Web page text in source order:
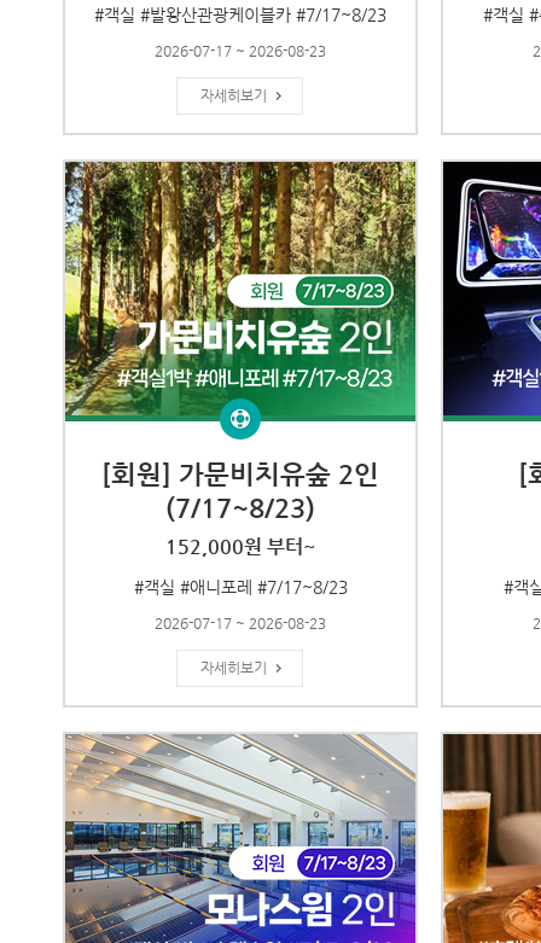
#객실 #발왕산관광케이블카 #7/17~8/23
2026-07-17 ~ 2026-08-23
자세히보기
#객실
[회원] 가문비치유숲 2인
(7/17~8/23)
152,000원 부터~
#객실 #애니포레 #7/17~8/23
2026-07-17 ~ 2026-08-23
자세히보기
[
#객